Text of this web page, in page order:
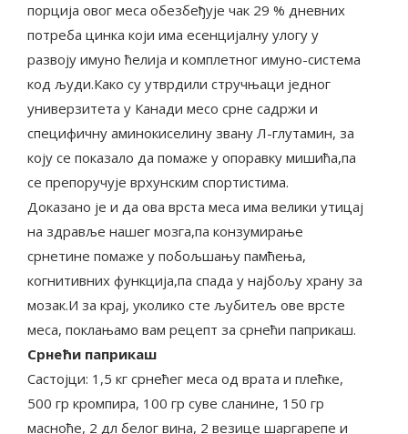
порција овог меса обезбеђује чак 29 % дневних
потреба цинка који има есенцијалну улогу у
развоју имуно ћелија и комплетног имуно-система
код људи.Како су утврдили стручњаци једног
универзитета у Канади месо срне садржи и
специфичну аминокиселину звану Л-глутамин, за
коју се показало да помаже у опоравку мишића,па
се препоручује врхунским спортистима.
Доказано је и да ова врста меса има велики утицај
на здравље нашег мозга,па конзумирање
срнетине помаже у побољшању памћења,
когнитивних функција,па спада у најбољу храну за
мозак.И за крај, уколико сте љубитељ ове врсте
меса, поклањамо вам рецепт за срнећи паприкаш.
Срнећи паприкаш
Састојци: 1,5 кг срнећег меса од врата и плећке,
500 гр кромпира, 100 гр суве сланине, 150 гр
масноће, 2 дл белог вина, 2 везице шаргарепе и